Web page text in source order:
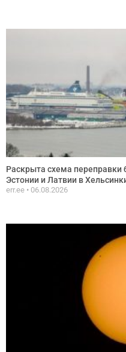
Раскрыта схема переправки
Эстонии и Латвии в
err.ee 06.08.2026